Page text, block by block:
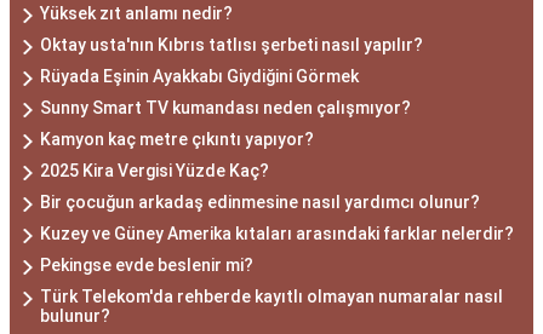
Yüksek zıt anlamı nedir?
Oktay usta'nın Kıbrıs tatlısı şerbeti nasıl yapılır?
Rüyada Eşinin Ayakkabı Giydiğini Görmek
Sunny Smart TV kumandası neden çalışmıyor?
Kamyon kaç metre çıkıntı yapıyor?
2025 Kira Vergisi Yüzde Kaç?
Bir çocuğun arkadaş edinmesine nasıl yardımcı olunur?
Kuzey ve Güney Amerika kıtaları arasındaki farklar nelerdir?
Pekingse evde beslenir mi?
Türk Telekom'da rehberde kayıtlı olmayan numaralar nasıl
bulunur?